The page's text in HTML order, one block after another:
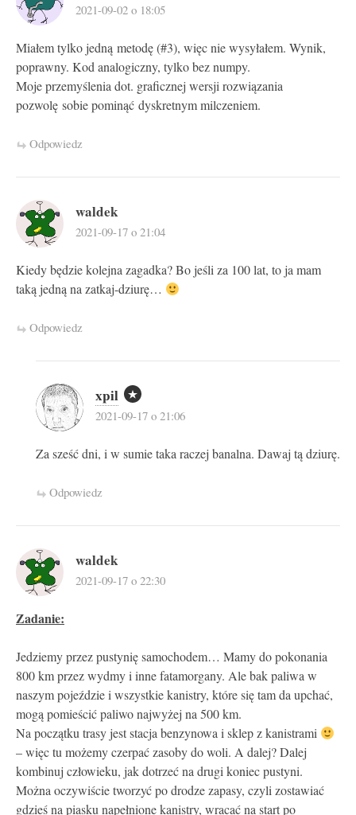
2021-09-02 o 18:05
Miałem tylko jedną metodę (#3), więc nie wysyłałem. Wynik,
poprawny. Kod analogiczny, tylko bez numpy.
Moje przemyślenia dot. graficznej wersji rozwiązania
pozwolę sobie pominąć dyskretnym milczeniem.
Odpowiedz
waldek
2021-09-17 o 21:04
Kiedy będzie kolejna zagadka? Bo jeśli za 100 lat, to ja mam
taką jedną na zatkaj-dziurę…
Odpowiedz
xpil
2021-09-17 o 21:06
Za sześć dni, i w sumie taka raczej banalna. Dawaj tą dziurę.
Odpowiedz
waldek
2021-09-17 o 22:30
Zadanie:
Jedziemy przez pustynię samochodem… Mamy do pokonania
800 km przez wydmy i inne fatamorgany. Ale bak paliwa w
naszym pojeździe i wszystkie kanistry, które się tam da upchać,
mogą pomieścić paliwo najwyżej na 500 km.
Na początku trasy jest stacja benzynowa i sklep z kanistrami
– więc tu możemy czerpać zasoby do woli. A dalej? Dalej
kombinuj człowieku, jak dotrzeć na drugi koniec pustyni.
Można oczywiście tworzyć po drodze zapasy, czyli zostawiać
gdzieś na piasku napełnione kanistry, wracać na start po